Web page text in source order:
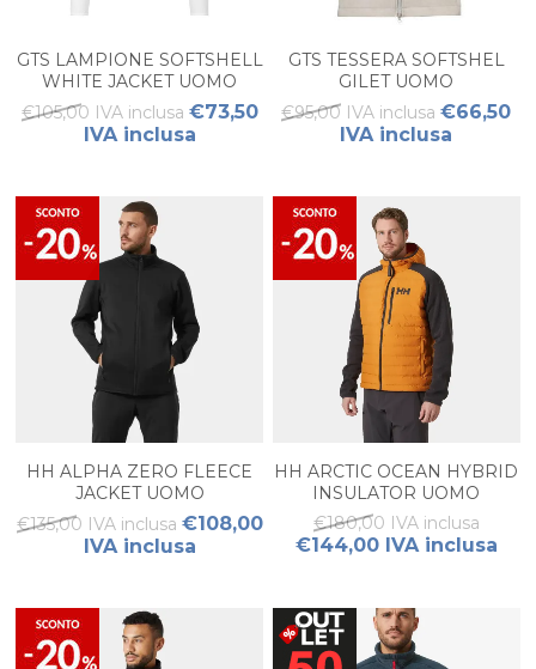
GTS LAMPIONE SOFTSHELL
WHITE JACKET UOMO
€105,00 IVA inclusa €73,50
IVA inclusa
GTS TESSERA SOFTSHEL
GILET UOMO
€95,00 IVA inclusa €66,50
IVA inclusa
HH ALPHA ZERO FLEECE
JACKET UOMO
€135,00 IVA inclusa €108,00
IVA inclusa
HH ARCTIC OCEAN HYBRID
INSULATOR UOMO
€180,00 IVA inclusa
€144,00 IVA inclusa